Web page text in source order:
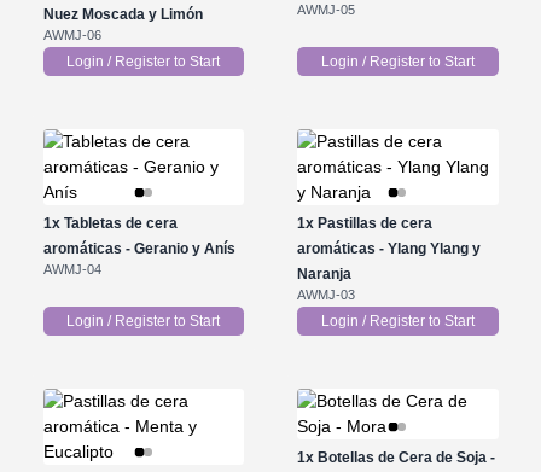
Nuez Moscada y Limón
AWMJ-06
Login / Register to Start
AWMJ-05
Login / Register to Start
1xTabletas de cera
aromáticas - Geranio y Anís
AWMJ-04
Login / Register to Start
1x Pastillas de cera
aromáticas - Ylang Ylang y
Naranja
AWMJ-03
Login / Register to Start
1x Botellas de Cera de Soja -